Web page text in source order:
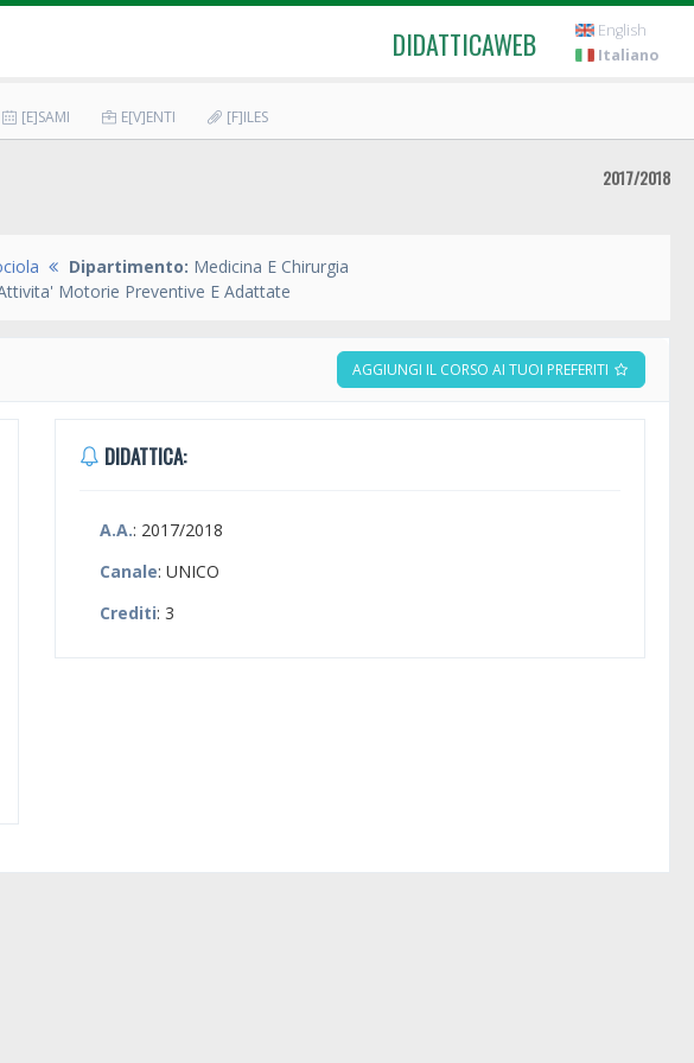
DIDATTICAWEB
English
Italiano
[E]SAMI E[V]ENTI [F]ILES
2017/2018
Dipartimento: Medicina E Chirurgia
Motorie Preventive E Adattate
AGGIUNGI IL CORSO AI TUOI PREFERITI
DIDATTICA:
A.A.: 2017/2018
Canale: UNICO
Crediti: 3